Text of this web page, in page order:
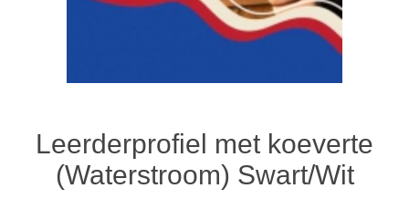
Leerderprofiel met koeverte
(Waterstroom) Swart/Wit